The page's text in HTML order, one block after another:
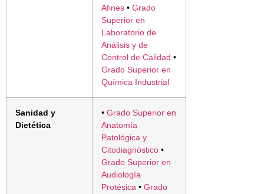
Afines • Grado
Superior en
Laboratorio de
Análisis y de
Control de Calidad •
Grado Superior en
Química Industrial
Sanidad y
Dietética
• Grado Superior en
Anatomía
Patológica y
Citodiagnóstico •
Grado Superior en
Audiología
Protésica • Grado